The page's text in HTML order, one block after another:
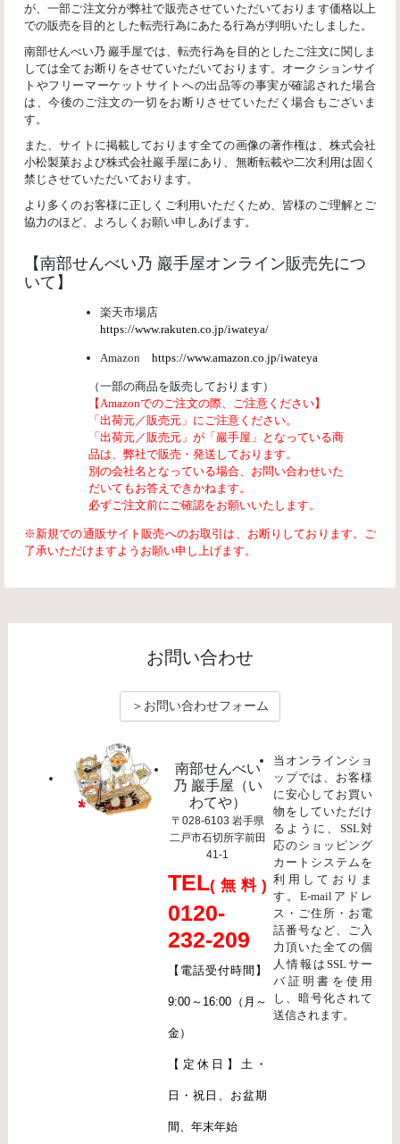
が、一部ご注文分が弊社で販売させていただいております価格以上
での販売を目的とした転売行為にあたる行為が判明いたしました。
南部せんべい乃 巖手屋では、転売行為を目的としたご注文に関しま
しては全てお断りをさせていただいております。オークションサイ
トやフリーマーケットサイトへの出品等の事実が確認された場合
は、今後のご注文の一切をお断りさせていただく場合もございま
す。
また、サイトに掲載しております全ての画像の著作権は、株式会社
小松製菓および株式会社巖手屋にあり、無断転載や二次利用は固く
禁じさせていただいております。
より多くのお客様に正しくご利用いただくため、皆様のご理解とご
協力のほど、よろしくお願い申しあげます。
【南部せんべい乃 巖手屋オンライン販売先につ
いて】
楽天市場店
https://www.rakuten.co.jp/iwateya/
Amazonhttps://www.amazon.co.jp/iwateya
（一部の商品を販売しております）
【Amazonでのご注文の際、ご注意ください】
「出荷元／販売元」にご注意ください。
「出荷元／販売元」が「巖手屋」となっている商
品は、弊社で販売・発送しております。
別の会社名となっている場合、お問い合わせいた
だいてもお答えできかねます。
必ずご注文前にご確認をお願いいたします。
※新規での通販サイト販売へのお取引は、お断りしております。ご
了承いただけますようお願い申し上げます。
お問い合わせ
＞お問い合わせフォーム
南部せんべい
乃 巖手屋（い
わてや）
〒028-6103 岩手県
二戸市石切所字前田
41-1
TEL(無料)
0120-
232-209
【電話受付時間】
9:00～16:00（月～
金）
【定休日】土・
日・祝日、お盆期
間、年末年始
当オンラインショ
ップでは、お客様
に安心してお買い
物をしていただけ
るように、SSL対
応のショッピング
カートシステムを
利用しておりま
す。E-mailアドレ
ス・ご住所・お電
話番号など、ご入
力頂いた全ての個
人情報はSSLサー
バ証明書を使用
し、暗号化されて
送信されます。